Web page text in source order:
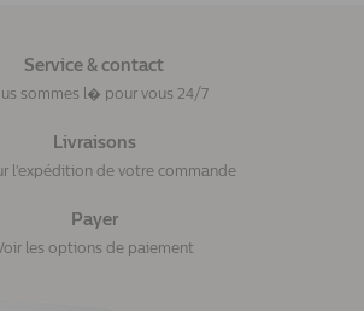
Service & contact
sommes l� pour vous 24/7
Livraisons
l'expédition de votre commande
Payer
les options de paiement